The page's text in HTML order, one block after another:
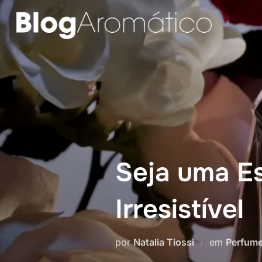
Pular
para
conteúdo
Seja uma
Irresistível
porNatalia Tiossi em